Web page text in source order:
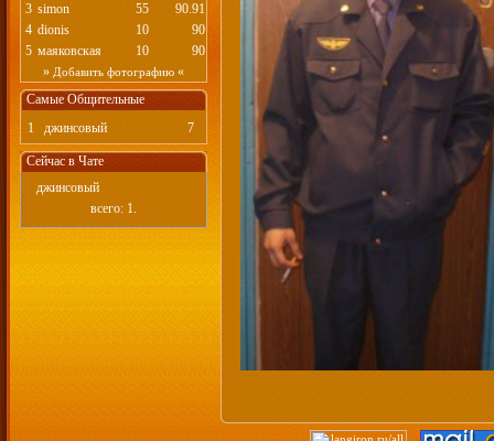
3 simon 55
90.91
4 dionis 10
90
5 маяковская 10
90
» Добавить фотографию «
Самые Общительные
1
джинсовый 7
Сейчас в Чате
джинсовый
всего: 1.